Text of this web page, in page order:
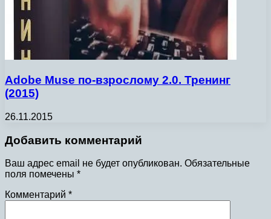
Adobe Muse по-взрослому 2.0. Тренинг
(2015)
26.11.2015
Добавить комментарий
Ваш адрес email не будет опубликован. Обязательные
поля помечены *
Комментарий *